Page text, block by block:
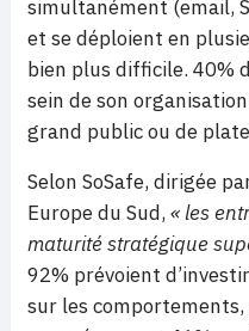
simultanément (email,
et se déploient en
bien plus difficile. 40%
sein de son
grand public ou de
Selon SoSafe, dirigée
Europe du Sud, « les
maturité stratégique
92% prévoient
sur les